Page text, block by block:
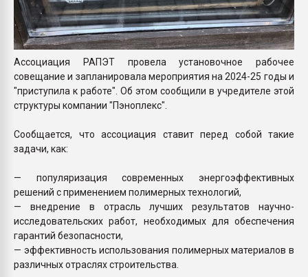
Ассоциация РАПЭТ провела установочное рабочее
совещание и запланировала мероприятия на 2024-25 годы и
"приступила к работе". Об этом сообщили в учредителе этой
структуры компании "Пэноплекс".
Сообщается, что ассоциация ставит перед собой такие
задачи, как:
— популяризация современных энергоэффективных
решений с применением полимерных технологий,
— внедрение в отрасль лучших результатов научно-
исследовательских работ, необходимых для обеспечения
гарантий безопасности,
— эффективность использования полимерных материалов в
различных отраслях строительства.